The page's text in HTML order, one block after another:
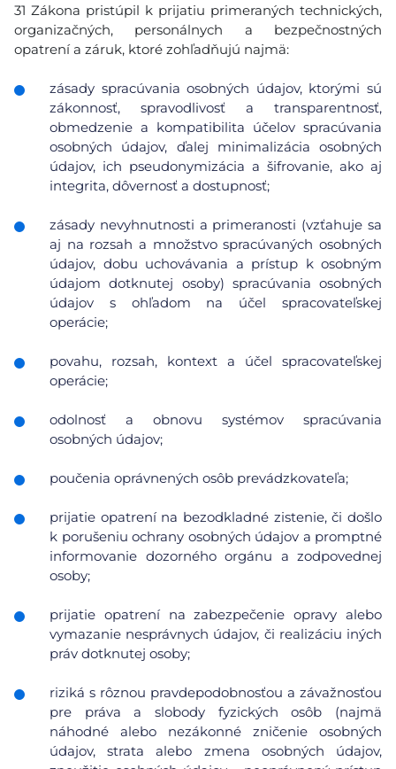
31 Zákona pristúpil k prijatiu primeraných technických,
organizačných, personálnych a bezpečnostných
opatrení a záruk, ktoré zohľadňujú najmä:
zásady spracúvania osobných údajov, ktorými sú
zákonnosť, spravodlivosť a transparentnosť,
obmedzenie a kompatibilita účelov spracúvania
osobných údajov, ďalej minimalizácia osobných
údajov, ich pseudonymizácia a šifrovanie, ako aj
integrita, dôvernosť a dostupnosť;
zásady nevyhnutnosti a primeranosti (vzťahuje sa
aj na rozsah a množstvo spracúvaných osobných
údajov, dobu uchovávania a prístup k osobným
údajom dotknutej osoby) spracúvania osobných
údajov s ohľadom na účel spracovateľskej
operácie;
povahu, rozsah, kontext a účel spracovateľskej
operácie;
odolnosť a obnovu systémov spracúvania
osobných údajov;
poučenia oprávnených osôb prevádzkovateľa;
prijatie opatrení na bezodkladné zistenie, či došlo
k porušeniu ochrany osobných údajov a promptné
informovanie dozorného orgánu a zodpovednej
osoby;
prijatie opatrení na zabezpečenie opravy alebo
vymazanie nesprávnych údajov, či realizáciu iných
práv dotknutej osoby;
riziká s rôznou pravdepodobnosťou a závažnosťou
pre práva a slobody fyzických osôb (najmä
náhodné alebo nezákonné zničenie osobných
údajov, strata alebo zmena osobných údajov,